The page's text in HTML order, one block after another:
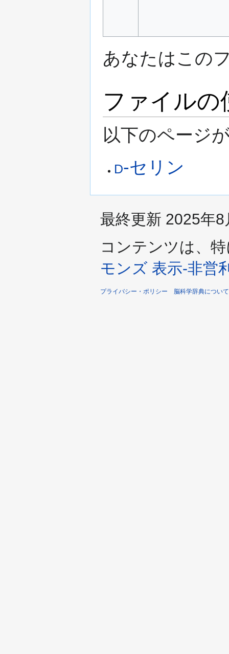
あなたはこの
ファイルの
以下のページ
d-セリン
最終更新 2025年
コンテンツは、
モンズ 表示-非営
プライバシー・ポリシー 脳科学辞典について